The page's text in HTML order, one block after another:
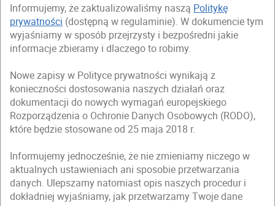
Informujemy, że zaktualizowaliśmy naszą Politykę
prywatności (dostępną w regulaminie). W dokumencie tym
wyjaśniamy w sposób przejrzysty i bezpośredni jakie
informacje zbieramy i dlaczego to robimy.
Nowe zapisy w Polityce prywatności wynikają z
konieczności dostosowania naszych działań oraz
dokumentacji do nowych wymagań europejskiego
Rozporządzenia o Ochronie Danych Osobowych (RODO),
które będzie stosowane od 25 maja 2018 r.
Informujemy jednocześnie, że nie zmieniamy niczego w
aktualnych ustawieniach ani sposobie przetwarzania
danych. Ulepszamy natomiast opis naszych procedur i
dokładniej wyjaśniamy, jak przetwarzamy Twoje dane